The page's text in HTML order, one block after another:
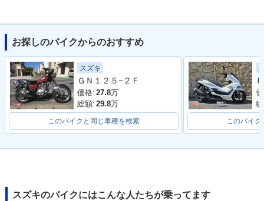
GN125
お探しのバイクからのおすすめ
スズキ
ＧＮ１２５−２Ｆ
価格: 27.8万
総額: 29.8万
このバイクと同じ車種を検索 このバイク
スズキのバイクにはこんな人たちが乗ってます